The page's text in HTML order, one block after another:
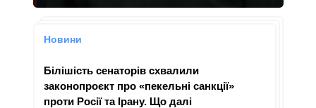
Новини
Білішість сенаторів схвалили
законопроєкт про «пекельні санкції»
проти Росії та Ірану. Що далі